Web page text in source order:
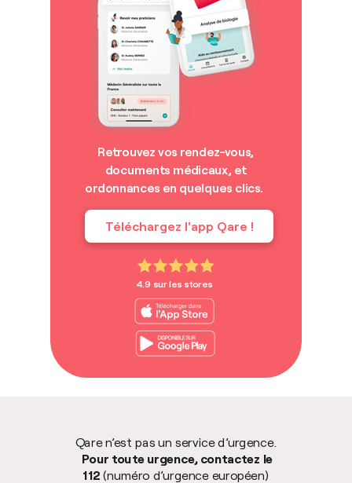
Retrouvez vos rendez-vous,
documents médicaux, et
ordonnances en quelques clics.
Téléchargez l'app Qare !
4.9 sur les stores
Qare n’est pas un service d’urgence.
Pour toute urgence, contactez le
112 (numéro d’urgence européen)